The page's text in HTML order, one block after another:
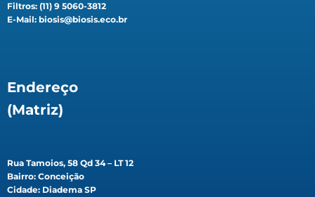
Filtros: (11) 9 5060-3812
E-Mail: biosis@biosis.eco.br
Endereço
(Matriz)
Rua Tamoios, 58 Qd 34 – LT 12
Bairro: Conceição
Cidade: Diadema SP